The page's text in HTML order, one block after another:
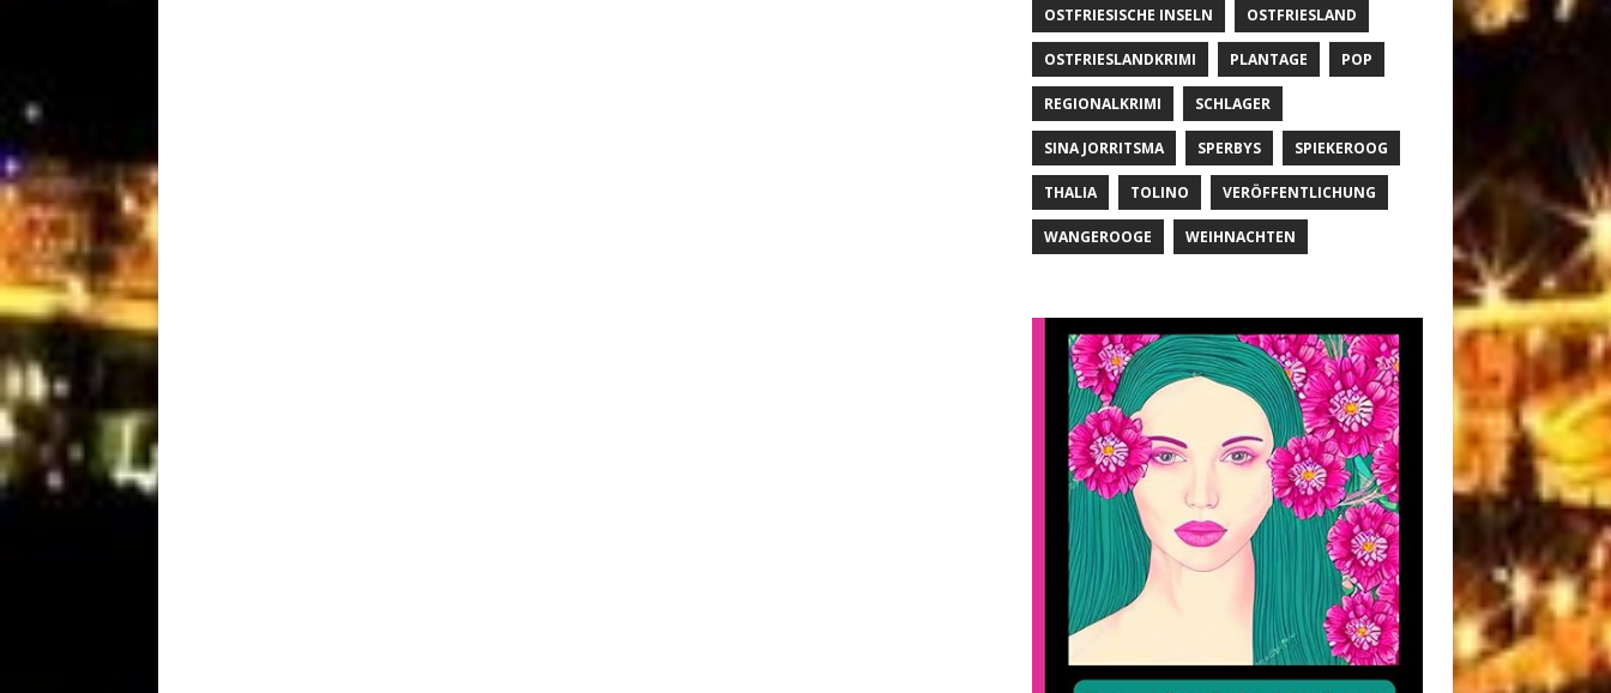
OSTFRIESISCHE INSELN OSTFRIESLAND
OSTFRIESLANDKRIMI PLANTAGE POP
REGIONALKRIMI SCHLAGER
SINA JORRITSMA SPERBYS SPIEKEROOG
THALIA TOLINO VERÖFFENTLICHUNG
WANGEROOGE WEIHNACHTEN